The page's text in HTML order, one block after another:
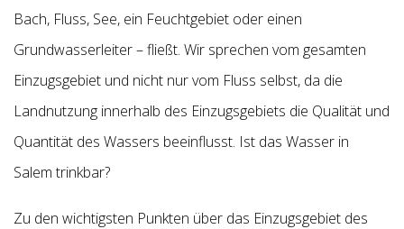
Bach, Fluss, See, ein Feuchtgebiet oder einen
Grundwasserleiter – fließt. Wir sprechen vom gesamten
Einzugsgebiet und nicht nur vom Fluss selbst, da die
Landnutzung innerhalb des Einzugsgebiets die Qualität und
Quantität des Wassers beeinflusst. Ist das Wasser in
Salem trinkbar?
Zu den wichtigsten Punkten über das Einzugsgebiet des